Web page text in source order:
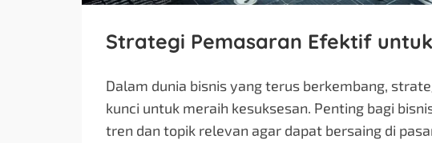
Strategi Pemasaran Efektif
Dalam dunia bisnis yang terus berkembang,
kunci untuk meraih kesuksesan. Penting bagi
tren dan topik relevan agar dapat bersaing di